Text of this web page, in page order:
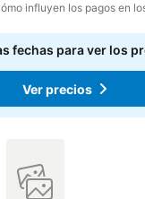
influyen los pagos en
fechas para ver los
Ver precios